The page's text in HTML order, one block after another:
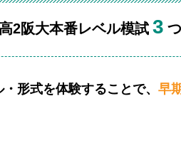
2阪大本番レベル模試 3
形式を体験することで、 早